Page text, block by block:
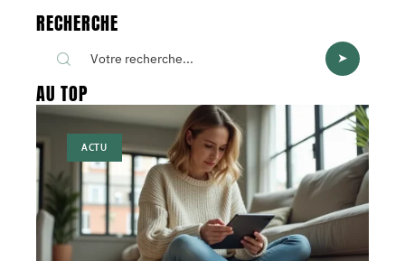
RECHERCHE
AU TOP
ACTU